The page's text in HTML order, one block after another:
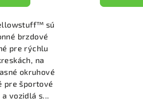
sú
brzdové
pre rýchlu
na
okruhové
pre športové
a vozidlá s...